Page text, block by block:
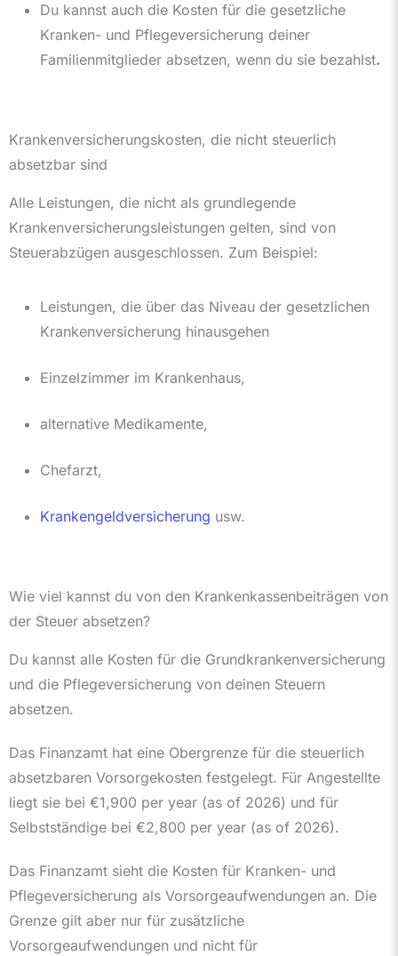
Du kannst auch die Kosten für die gesetzliche
Kranken- und Pflegeversicherung deiner
Familienmitglieder absetzen, wenn du sie bezahlst.
Krankenversicherungskosten, die nicht steuerlich
absetzbar sind
Alle Leistungen, die nicht als grundlegende
Krankenversicherungsleistungen gelten, sind von
Steuerabzügen ausgeschlossen. Zum Beispiel:
Leistungen, die über das Niveau der gesetzlichen
Krankenversicherung hinausgehen
Einzelzimmer im Krankenhaus,
alternative Medikamente,
Chefarzt,
Krankengeldversicherung usw.
Wie viel kannst du von den Krankenkassenbeiträgen von
der Steuer absetzen?
Du kannst alle Kosten für die Grundkrankenversicherung
und die Pflegeversicherung von deinen Steuern
absetzen.
Das Finanzamt hat eine Obergrenze für die steuerlich
absetzbaren Vorsorgekosten festgelegt. Für Angestellte
liegt sie bei €1,900 per year (as of 2026) und für
Selbstständige bei €2,800 per year (as of 2026).
Das Finanzamt sieht die Kosten für Kranken- und
Pflegeversicherung als Vorsorgeaufwendungen an. Die
Grenze gilt aber nur für zusätzliche
Vorsorgeaufwendungen und nicht für